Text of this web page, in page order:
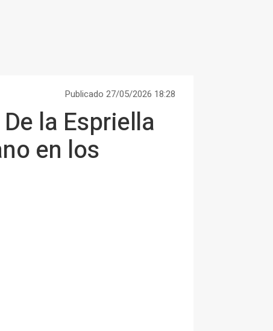
Publicado 27/05/2026 18:28
la Espriella
en los